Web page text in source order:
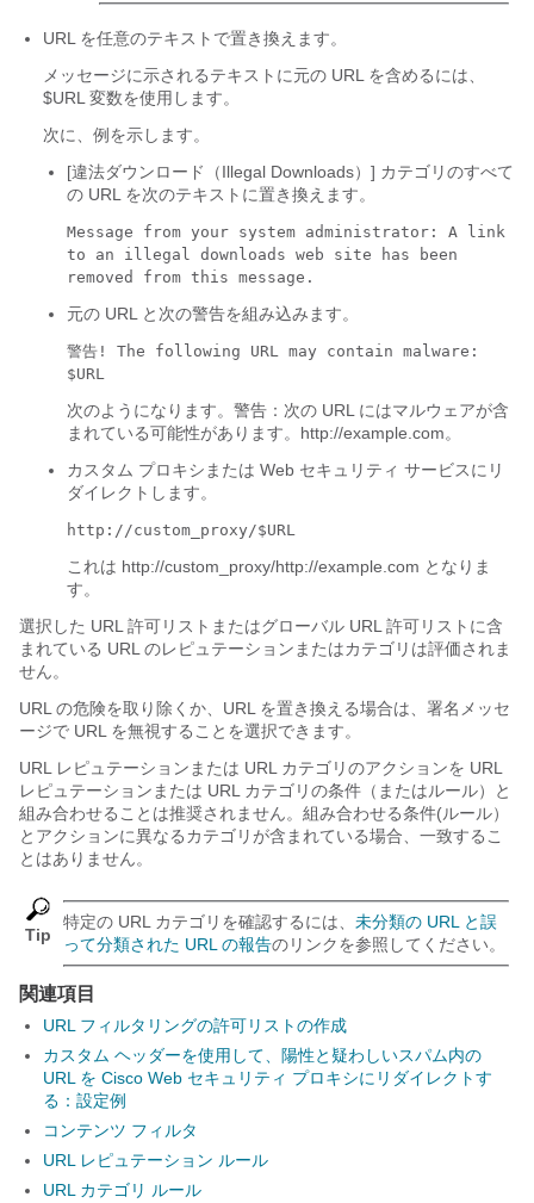
URL を任意のテキストで置き換えます。
メッセージに示されるテキストに元の URL を含めるには、
$URL 変数を使用します。
次に、例を示します。
[違法ダウンロード（Illegal Downloads）] カテゴリのすべて
の URL を次のテキストに置き換えます。
Message from your system administrator: A link
to an illegal downloads web site has been
removed from this message.
元の URL と次の警告を組み込みます。
警告! The following URL may contain malware:
$URL
次のようになります。警告：次の URL にはマルウェアが含
まれている可能性があります。http://example.com。
カスタム プロキシまたは Web セキュリティ サービスにリ
ダイレクトします。
http://custom_proxy/$URL
これは http://custom_proxy/http://example.com となりま
す。
選択した URL 許可リストまたはグローバル URL 許可リストに含
まれている URL のレピュテーションまたはカテゴリは評価されま
せん。
URL の危険を取り除くか、URL を置き換える場合は、署名メッセ
ージで URL を無視することを選択できます。
URL レピュテーションまたは URL カテゴリのアクションを URL
レピュテーションまたは URL カテゴリの条件（またはルール）と
組み合わせることは推奨されません。組み合わせる条件(ルール）
とアクションに異なるカテゴリが含まれている場合、一致するこ
とはありません。
Tip
特定の URL カテゴリを確認するには、 未分類の URL と誤
って分類された URL の報告のリンクを参照してください。
関連項目
URL フィルタリングの許可リストの作成
カスタム ヘッダーを使用して、陽性と疑わしいスパム内の
URL を Cisco Web セキュリティ プロキシにリダイレクトす
る：設定例
コンテンツ フィルタ
URL レピュテーション ルール
URL カテゴリ ルール